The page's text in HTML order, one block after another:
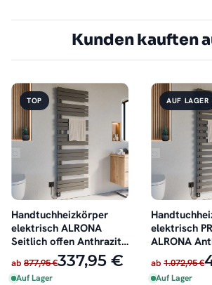
Kunden kauften
TOP
Handtuchheizkörper
elektrisch ALRONA
Seitlich offen Anthrazit
inkl. Heizstab
ab 877,95 €337,95 €
Auf Lager
AUF LAGER
elektrisch
ALRONA
Seitlich
Heizstab
ab 1.072,95 €
Auf Lager